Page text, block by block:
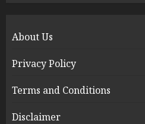
About Us
Privacy Policy
Terms and Conditions
Disclaimer